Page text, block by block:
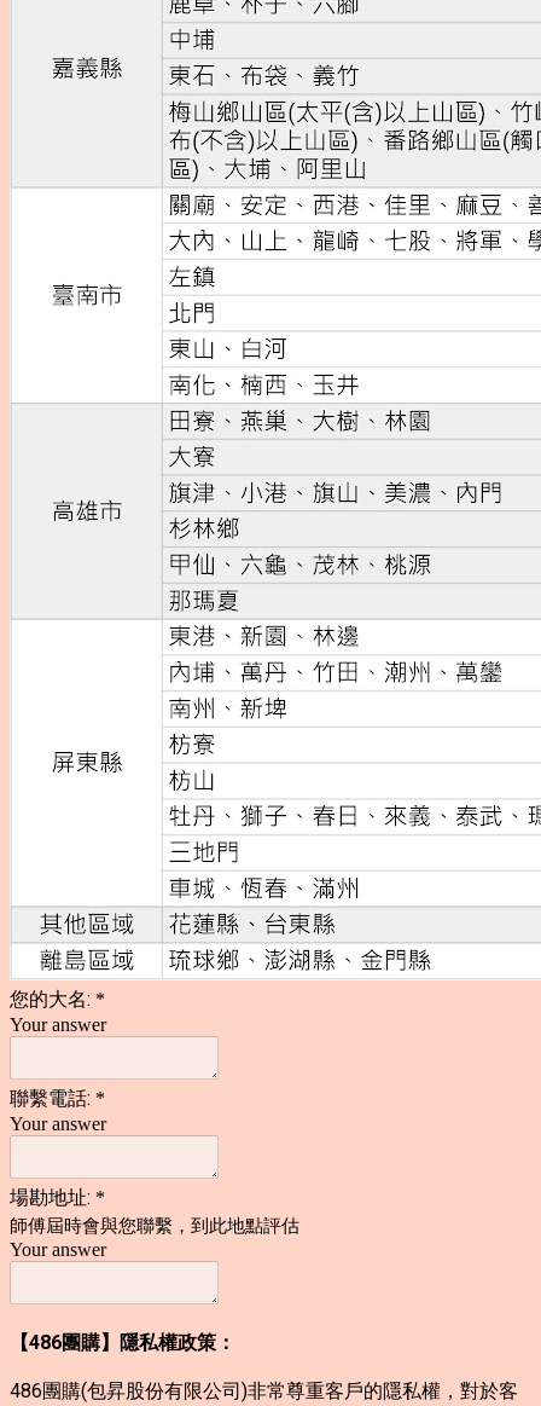
您的大名: *
Your answer
聯繫電話: *
Your answer
場勘地址: *
師傅屆時會與您聯繫，到此地點評估
Your answer
【486團購】隱私權政策：
486團購(包昇股份有限公司)非常尊重客戶的隱私權，對於客